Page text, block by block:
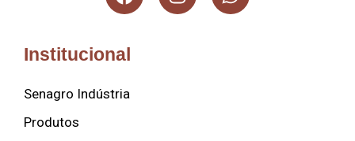
Institucional
Senagro Indústria
Produtos